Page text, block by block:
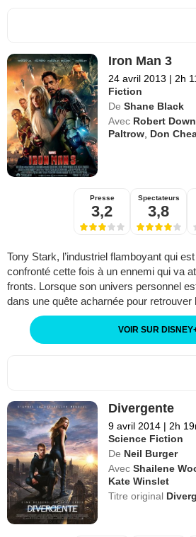
Iron Man 3
24 avril 2013 | 2h
Fiction
De Shane Black
Avec Robert
Paltrow Don
Presse
3,2
Spectateurs
3,8
Tony Stark, l’industriel flamboyant qui
confronté cette fois à un ennemi qui va
fronts. Lorsque son univers personnel
dans une quête acharnée pour retrouver
VOIR SUR DISNEY
Divergente
9 avril 2014 | 2h
Science Fiction
De Neil Burger
Avec Shailene
Kate Winslet
Titre original